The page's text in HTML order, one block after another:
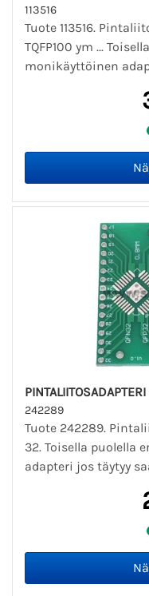
113516
Tuote 113516.
TQFP100 ym ...
monikäyttöinen
242289
Tuote 242289.
32. Toisella puolella
adapteri jos täytyy